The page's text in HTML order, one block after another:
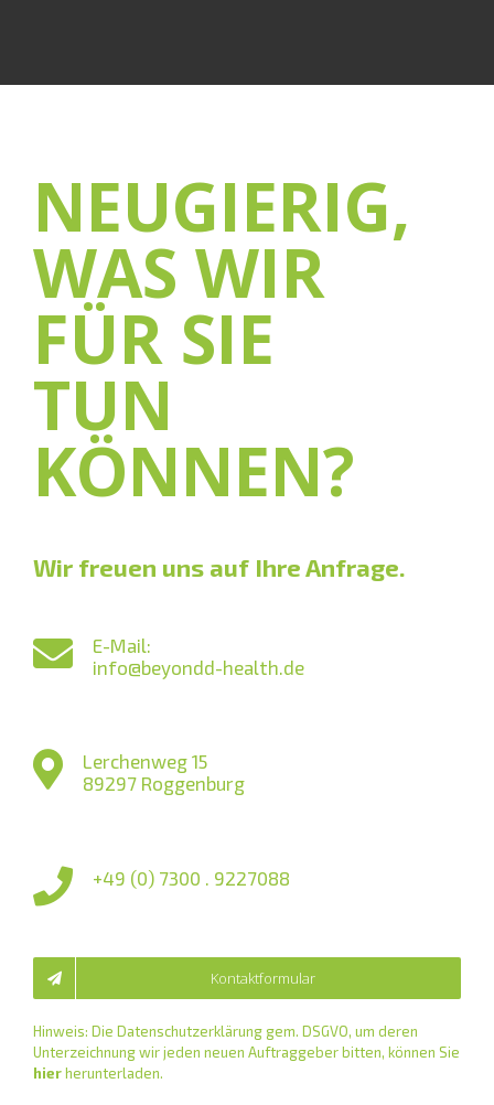
NEUGIERIG,
WAS WIR
FÜR SIE
TUN
KÖNNEN?
Wir freuen uns auf Ihre Anfrage.
E-Mail:
info@beyondd-health.de
Lerchenweg 15
89297 Roggenburg
+49 (0) 7300 . 9227088
Kontaktformular
Hinweis: Die Datenschutzerklärung gem. DSGVO, um deren
Unterzeichnung wir jeden neuen Auftraggeber bitten, können Sie
hierherunterladen.
© 2018beyonddesign GbR | Agentur für Corporate Design und